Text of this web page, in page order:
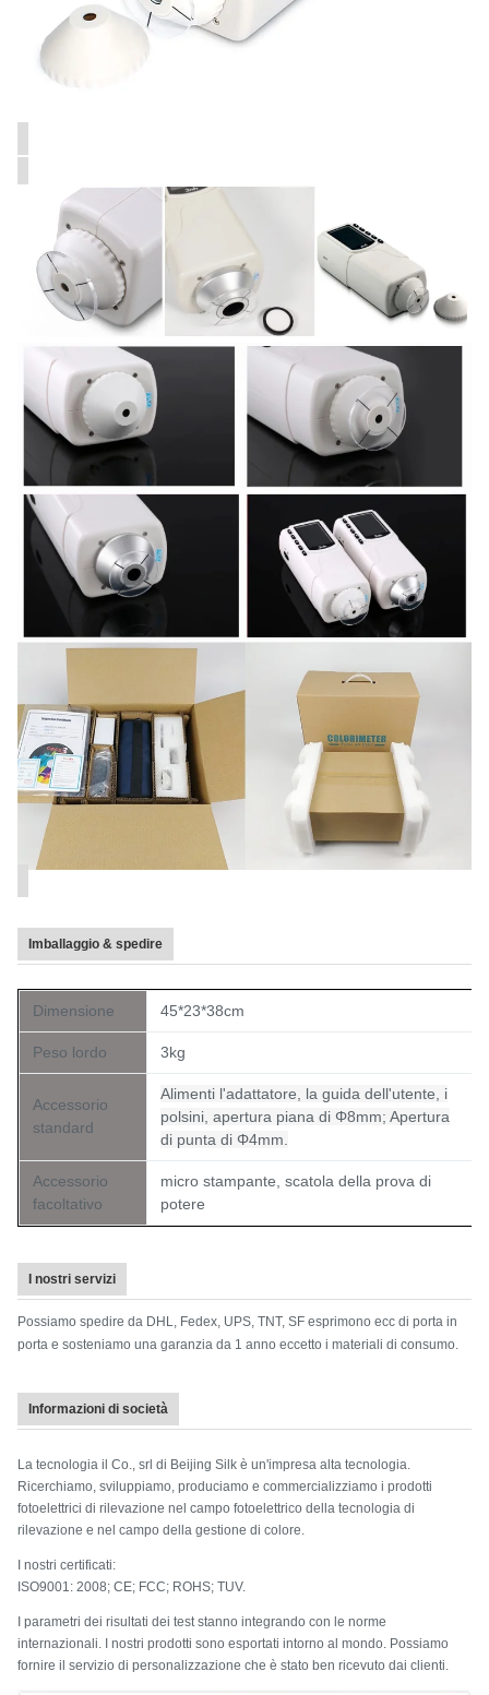
Imballaggio & spedire
Dimensione 45*23*38cm
Peso lordo 3kg
Accessorio
standard
Alimenti l'adattatore, la guida dell'utente, i
polsini, apertura piana di Φ8mm; Apertura
di punta di Φ4mm.
Accessorio
facoltativo
micro stampante, scatola della prova di
potere
I nostri servizi
Possiamo spedire da DHL, Fedex, UPS, TNT, SF esprimono ecc di porta in
porta e sosteniamo una garanzia da 1 anno eccetto i materiali di consumo.
Informazioni di società
La tecnologia il Co., srl di Beijing Silk è un'impresa alta tecnologia.
Ricerchiamo, sviluppiamo, produciamo e commercializziamo i prodotti
fotoelettrici di rilevazione nel campo fotoelettrico della tecnologia di
rilevazione e nel campo della gestione di colore.
I nostri certificati:
ISO9001: 2008; CE; FCC; ROHS; TUV.
I parametri dei risultati dei test stanno integrando con le norme
internazionali. I nostri prodotti sono esportati intorno al mondo. Possiamo
fornire il servizio di personalizzazione che è stato ben ricevuto dai clienti.